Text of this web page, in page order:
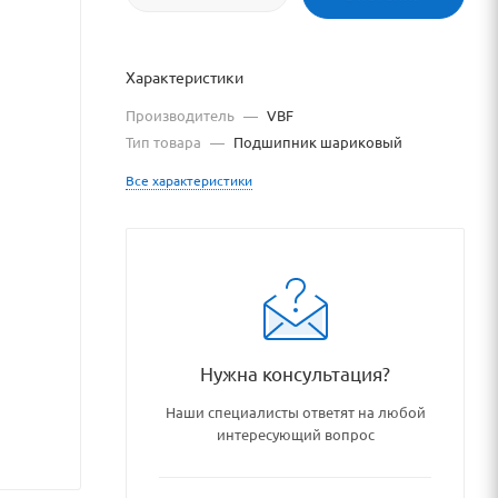
78889/
Характеристики
Производитель — VBF
Тип товара — Подшипник шариковый
Все характеристики
Нужна консультация?
Наши специалисты ответят на любой
интересующий вопрос